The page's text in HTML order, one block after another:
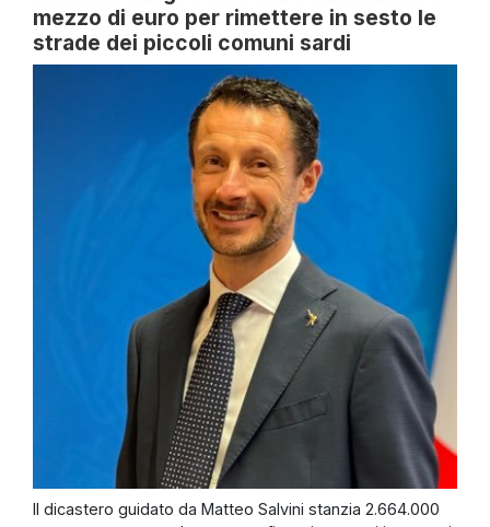
mezzo di euro per rimettere in sesto le
strade dei piccoli comuni sardi
Il dicastero guidato da Matteo Salvini stanzia 2.664.000